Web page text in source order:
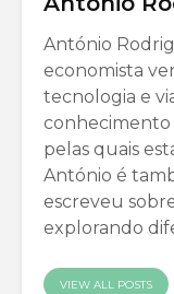
António
economista
tecnologia e
conhecimento
pelas quais
António é
escreveu
explorando
VIEW ALL POSTS